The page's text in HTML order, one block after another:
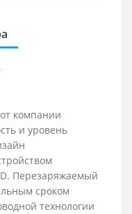
компании
и уровень
Перезаряжаемый
сроком
технологии